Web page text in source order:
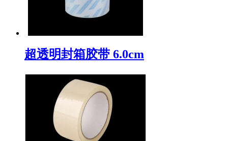
超透明封箱胶带 6.0cm